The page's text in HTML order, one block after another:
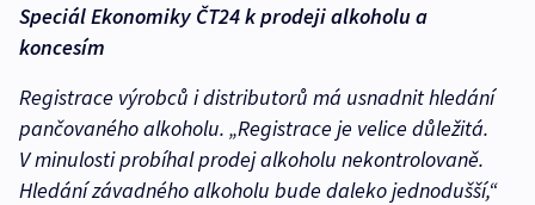
Speciál Ekonomiky ČT24 k prodeji alkoholu a
koncesím
Registrace výrobců i distributorů má usnadnit hledání
pančovaného alkoholu. „Registrace je velice důležitá.
V minulosti probíhal prodej alkoholu nekontrolovaně.
Hledání závadného alkoholu bude daleko jednodušší,“